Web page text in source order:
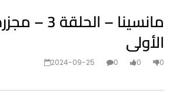
مانسينا –
الأولى
2024-09-25 0 0 0